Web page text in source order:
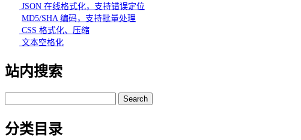
JSON 在线格式化，支持错误定位
MD5/SHA 编码，支持批量处理
CSS 格式化、压缩
文本空格化
站内搜索
for:
分类目录